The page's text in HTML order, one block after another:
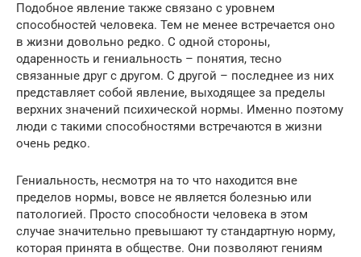
Подобное явление также связано с уровнем
способностей человека. Тем не менее встречается оно
в жизни довольно редко. С одной стороны,
одаренность и гениальность – понятия, тесно
связанные друг с другом. С другой – последнее из них
представляет собой явление, выходящее за пределы
верхних значений психической нормы. Именно поэтому
люди с такими способностями встречаются в жизни
очень редко.
Гениальность, несмотря на то что находится вне
пределов нормы, вовсе не является болезнью или
патологией. Просто способности человека в этом
случае значительно превышают ту стандартную норму,
которая принята в обществе. Они позволяют гениям